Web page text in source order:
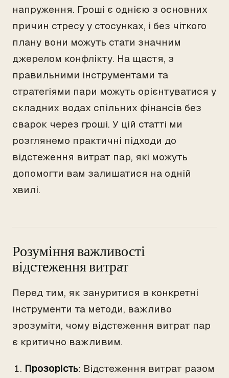
напруження. Гроші є однією з основних
причин стресу у стосунках, і без чіткого
плану вони можуть стати значним
джерелом конфлікту. На щастя, з
правильними інструментами та
стратегіями пари можуть орієнтуватися у
складних водах спільних фінансів без
сварок через гроші. У цій статті ми
розглянемо практичні підходи до
відстеження витрат пар, які можуть
допомогти вам залишатися на одній
хвилі.
Розуміння важливості
відстеження витрат
Перед тим, як зануритися в конкретні
інструменти та методи, важливо
зрозуміти, чому відстеження витрат пар
є критично важливим.
Прозорість: Відстеження витрат разом